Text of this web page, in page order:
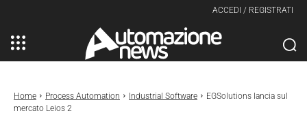
ACCEDI / REGISTRATI
Home Process Automation Industrial Software
EGSolutions lancia sul
mercato Leios 2